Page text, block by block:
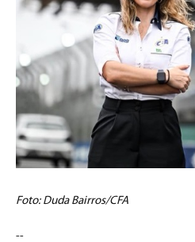
Foto: Duda Bairros/CFA
--